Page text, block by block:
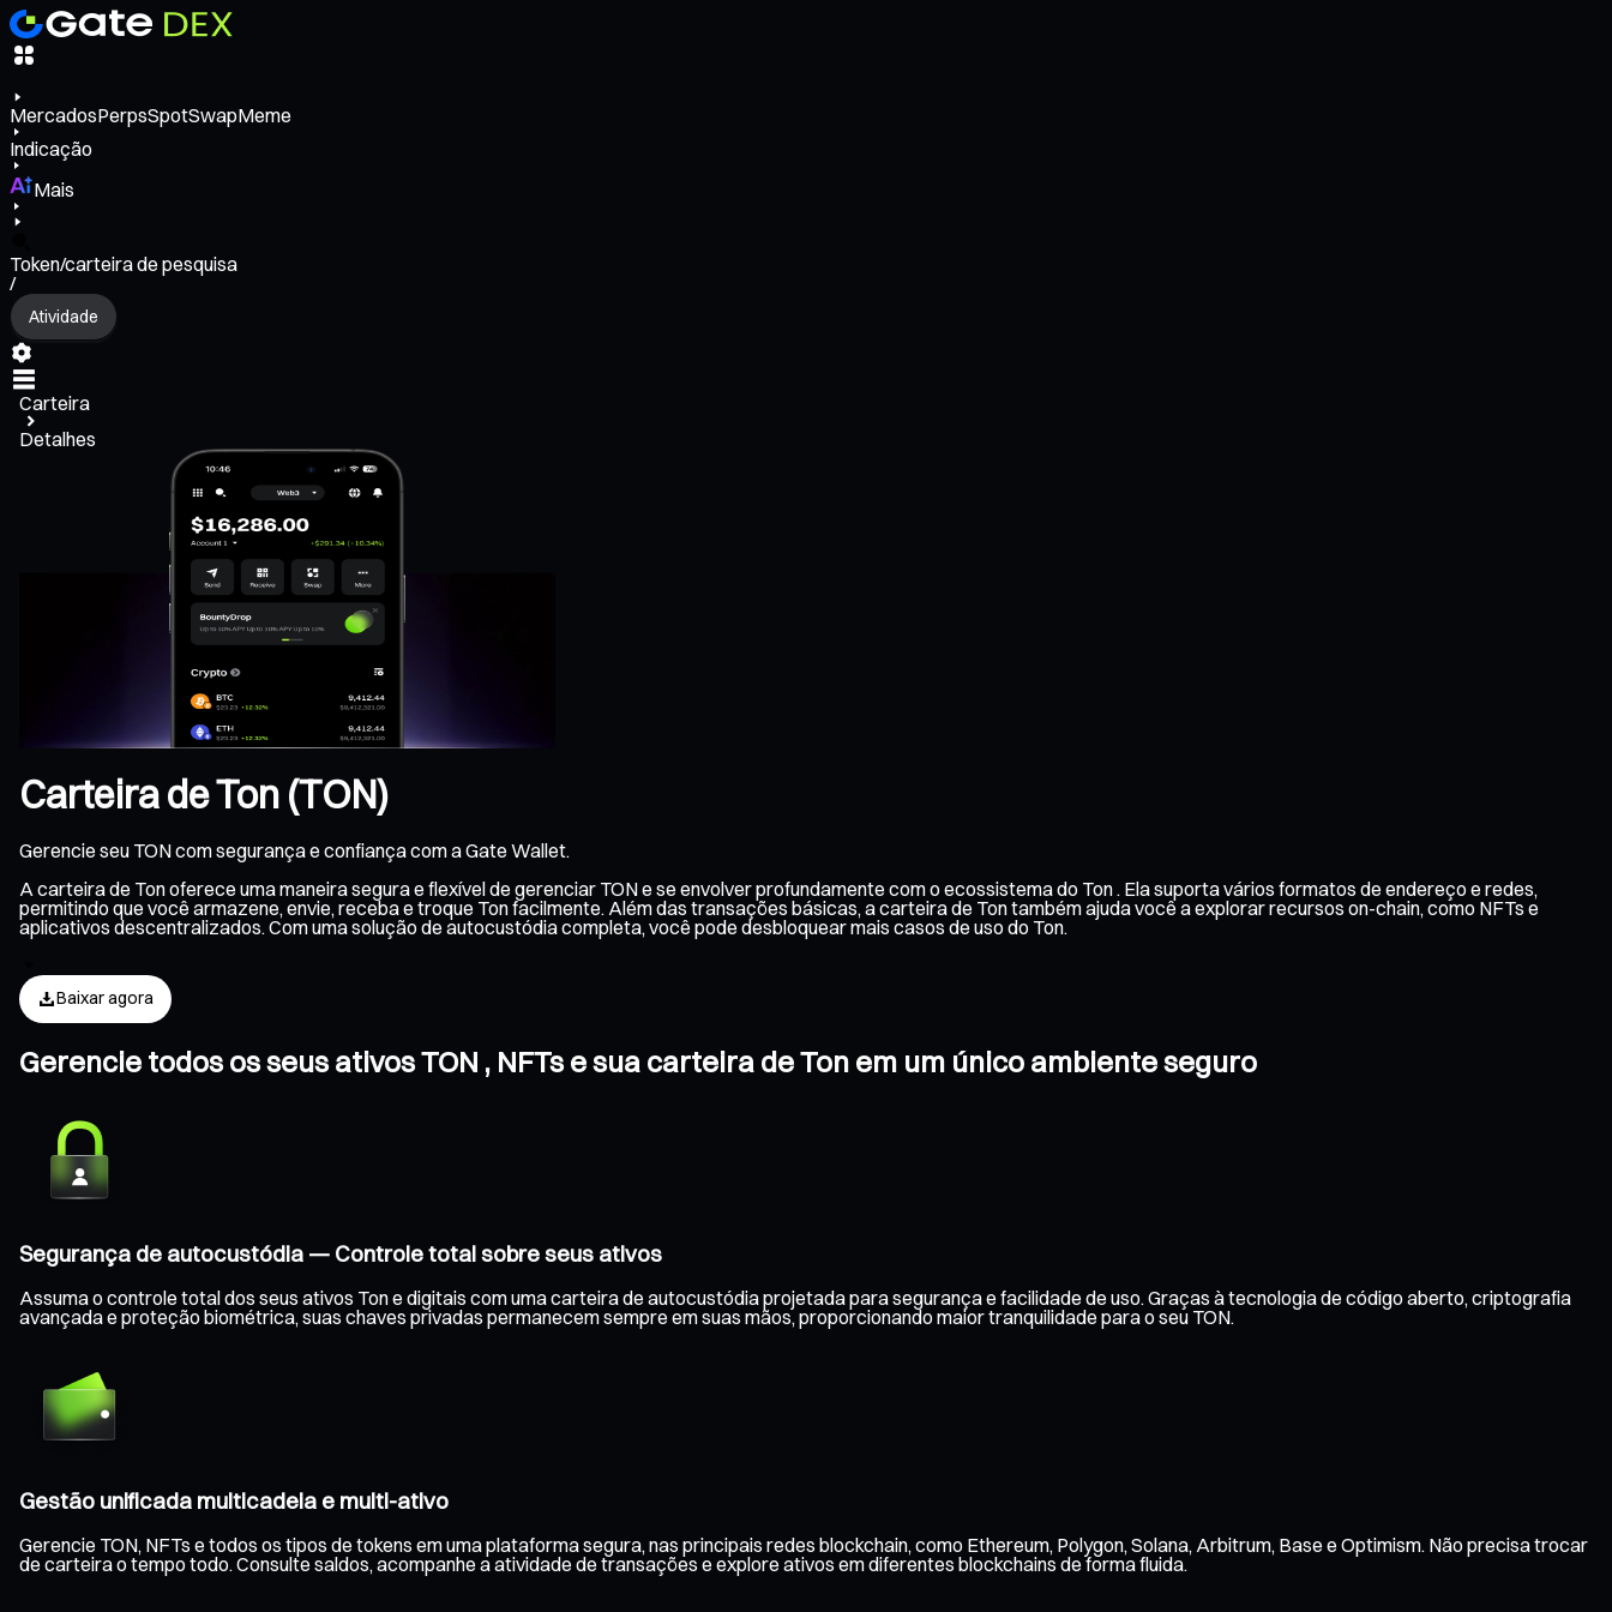
MercadosPerpsSpotSwapMeme
Indicação
Mais
Token/carteira de pesquisa
/
Atividade
Carteira
Detalhes
Carteira de Ton (TON)
Gerencie seu TON com segurança e confiança com a Gate Wallet.
A carteira de Ton oferece uma maneira segura e flexível de gerenciar TON e se envolver profundamente com o ecossistema do Ton . Ela suporta vários formatos de endereço e redes,
permitindo que você armazene, envie, receba e troque Ton facilmente. Além das transações básicas, a carteira de Ton também ajuda você a explorar recursos on-chain, como NFTs e
aplicativos descentralizados. Com uma solução de autocustódia completa, você pode desbloquear mais casos de uso do Ton.
Baixar agora
Gerencie todos os seus ativos TON , NFTs e sua carteira de Ton em um único ambiente seguro
Segurança de autocustódia — Controle total sobre seus ativos
Assuma o controle total dos seus ativos Ton e digitais com uma carteira de autocustódia projetada para segurança e facilidade de uso. Graças à tecnologia de código aberto, criptografia
avançada e proteção biométrica, suas chaves privadas permanecem sempre em suas mãos, proporcionando maior tranquilidade para o seu TON.
Gestão unificada multicadeia e multi-ativo
Gerencie TON, NFTs e todos os tipos de tokens em uma plataforma segura, nas principais redes blockchain, como Ethereum, Polygon, Solana, Arbitrum, Base e Optimism. Não precisa trocar
de carteira o tempo todo. Consulte saldos, acompanhe a atividade de transações e explore ativos em diferentes blockchains de forma fluida.